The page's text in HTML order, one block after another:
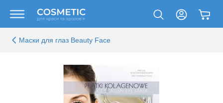
Маски для глаз Beauty Face